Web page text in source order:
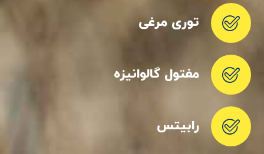
توری مرغی
مفتول گالوانیزه
رابیتس